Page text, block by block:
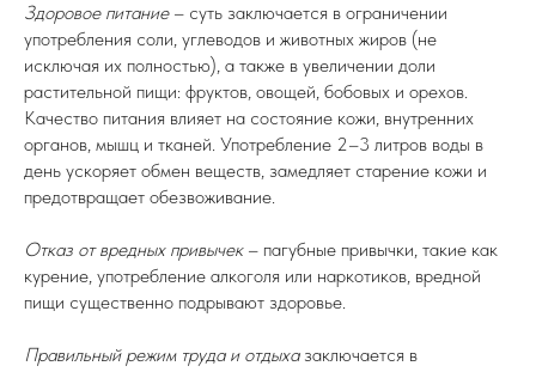
Здоровое питание– суть заключается в ограничении
употребления соли, углеводов и животных жиров (не
исключая их полностью), а также в увеличении доли
растительной пищи: фруктов, овощей, бобовых и орехов.
Качество питания влияет на состояние кожи, внутренних
органов, мышц и тканей. Употребление 2–3 литров воды в
день ускоряет обмен веществ, замедляет старение кожи и
предотвращает обезвоживание.
Отказ от вредных привычек– пагубные привычки, такие как
курение, употребление алкоголя или наркотиков, вредной
пищи существенно подрывают здоровье.
Правильный режим труда и отдыхазаключается в